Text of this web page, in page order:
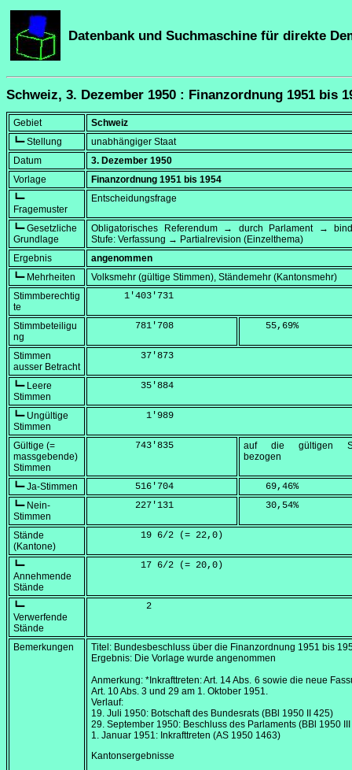
Datenbank und Suchmaschine für direkte
Schweiz, 3. Dezember 1950 : Finanzordnung 1951 bis
Gebiet
Schweiz
┗━ Stellung
unabhängiger Staat
Datum
3. Dezember 1950
Vorlage
Finanzordnung 1951 bis 1954
┗━
Fragemuster
Entscheidungsfrage
┗━ Gesetzliche
Grundlage
Obligatorisches Referendum → durch Parlament →
Stufe: Verfassung → Partialrevision (Einzelthema)
Ergebnis
angenommen
┗━ Mehrheiten
Volksmehr (gültige Stimmen), Ständemehr (Kantonsmehr)
Stimmberechtig
te
      1'403'731
Stimmbeteiligu
ng
        781'708
    55,69
%
Stimmen
ausser Betracht
         37'873
┗━ Leere
Stimmen
         35'884
┗━ Ungültige
Stimmen
          1'989
Gültige (=
massgebende)
Stimmen
        743'835
auf die gültigen
bezogen
┗━ Ja-Stimmen
        516'704
    69,46
%
┗━ Nein-
Stimmen
        227'131
    30,54
%
Stände
(Kantone)
         19 6/2 (=
22,0 )
┗━
Annehmende
Stände
         17 6/2 (=
20,0 )
┗━
Verwerfende
Stände
          2
Bemerkungen
Titel: Bundesbeschluss über die Finanzordnung 1951 bis
Ergebnis: Die Vorlage wurde angenommen
Anmerkung: *Inkrafttreten: Art. 14 Abs. 6 sowie die neue
Art. 10 Abs. 3 und 29 am 1. Oktober 1951.
Verlauf:
19. Juli 1950: Botschaft des Bundesrats (BBl 1950 II 425)
29. September 1950: Beschluss des Parlaments (BBl 1950
1. Januar 1951: Inkrafttreten (AS 1950 1463)
Kantonsergebnisse